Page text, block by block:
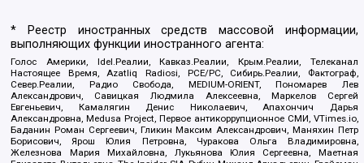
* Реестр иностранных средств массовой информации,
выполняющих функции иностранного агента:
Голос Америки, Idel.Реалии, Кавказ.Реалии, Крым.Реалии, Телеканал
Настоящее Время, Azatliq Radiosi, PCE/PC, Сибирь.Реалии, Фактограф,
Север.Реалии, Радио Свобода, MEDIUM-ORIENT, Пономарев Лев
Александрович, Савицкая Людмила Алексеевна, Маркелов Сергей
Евгеньевич, Камалягин Денис Николаевич, Апахончич Дарья
Александровна, Medusa Project, Первое антикоррупционное СМИ, VTimes.io,
Баданин Роман Сергеевич, Гликин Максим Александрович, Маняхин Петр
Борисович, Ярош Юлия Петровна, Чуракова Ольга Владимировна,
Железнова Мария Михайловна, Лукьянова Юлия Сергеевна, Маетная